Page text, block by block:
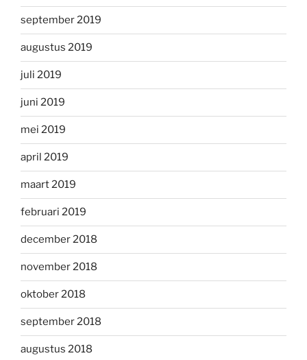
september 2019
augustus 2019
juli 2019
juni 2019
mei 2019
april 2019
maart 2019
februari 2019
december 2018
november 2018
oktober 2018
september 2018
augustus 2018